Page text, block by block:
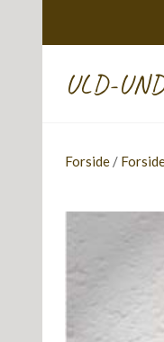
ULD-
Forside /